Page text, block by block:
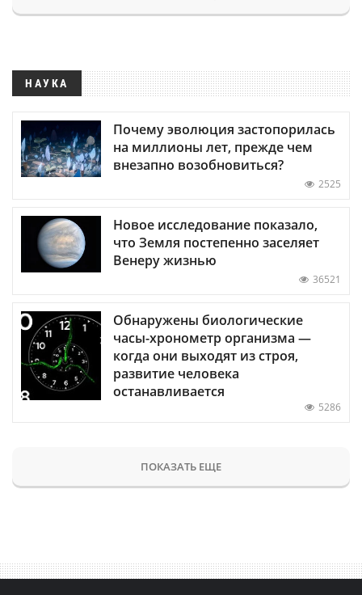
НАУКА
Почему эволюция застопорилась
на миллионы лет, прежде чем
внезапно возобновиться?
2525
Новое исследование показало,
что Земля постепенно заселяет
Венеру жизнью
36521
Обнаружены биологические
часы-хронометр организма —
когда они выходят из строя,
развитие человека
останавливается
5286
ПОКАЗАТЬ ЕЩЕ